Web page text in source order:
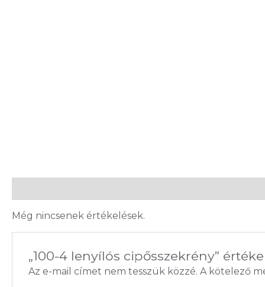
Még nincsenek értékelések.
„100-4 lenyílós cipősszekrény”
Az e-mail címet nem tesszük közzé. A kötelező